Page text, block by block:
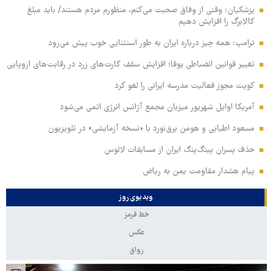
پزشکیان: وقتی از وفاق صحبت می‌کنم، منظورم مردم هستند/ باید مبلغ
کالابرگ را افزایش دهیم
ترامپ: همه چیز درباره ایران به طور استثنایی خوب پیش می‌رود
تغییر قوانین انضباطی یوفا؛ افزایش سقف کارت‌های زرد در رقابت‌های اروپایی
کویت مجوز فعالیت مدرسه ایرانی را لغو کرد
آمریکا اوایل شهریور میزبان مجمع آژانس انرژی اتمی می‌شود
مسعود اطیابی و هومن برق‌نورد با «نسخه آزمایشی» در تلویزیون
حذف پسران پینگ‌پنگ ایران از مسابقات لائوس
پیام هشدار مقاومت یمن به ریاض
ویدیوی روز
خط قرمز
عکس
رواق